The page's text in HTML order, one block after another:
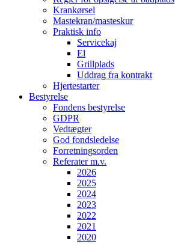
Krankørsel
Mastekran/masteskur
Praktisk info
Servicekaj
El
Grillplads
Uddrag fra kontrakt
Hjertestarter
Bestyrelse
Fondens bestyrelse
GDPR
Vedtægter
God fondsledelse
Forretningsorden
Referater m.v.
2026
2025
2024
2023
2022
2021
2020